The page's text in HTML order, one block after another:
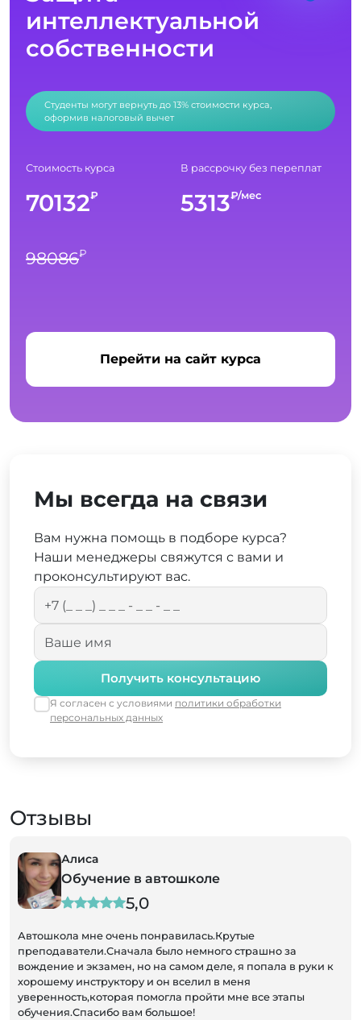
интеллектуальной
собственности
Студенты могут вернуть до 13% стоимости курса,
оформив налоговый вычет
Стоимость курса
70132₽
98086₽
В рассрочку без переплат
5313₽/мес
Перейти на сайт курса
Мы всегда на связи
Вам нужна помощь в подборе курса?
Наши менеджеры свяжутся с вами и
проконсультируют вас.
Получить консультацию
Я согласен с условиями политики обработки
персональных данных
Отзывы
Алиса
Обучение в автошколе
5,0
Автошкола мне очень понравилась.Крутые
преподаватели.Сначала было немного страшно за
вождение и экзамен, но на самом деле, я попала в руки к
хорошему инструктору и он вселил в меня
уверенность,которая помогла пройти мне все этапы
обучения.Спасибо вам большое!